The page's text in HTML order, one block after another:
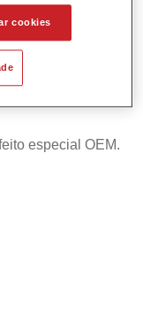
mesmo com
especial OEM.
cookies